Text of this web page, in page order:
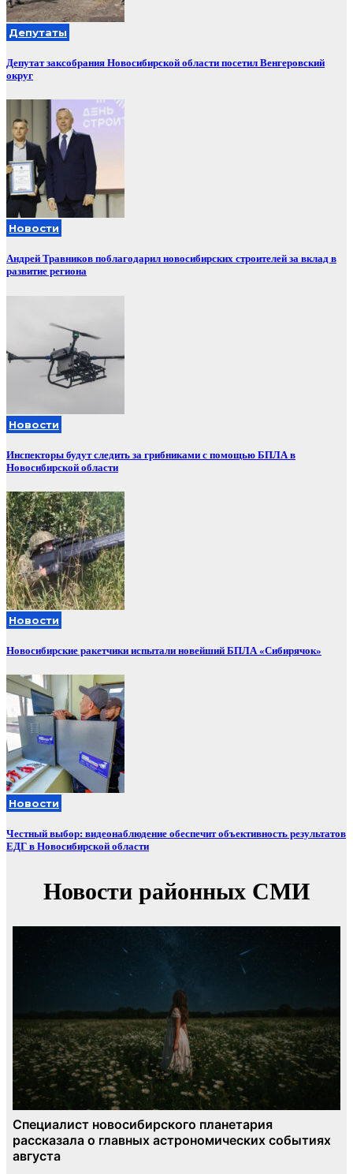
Депутаты
Депутат заксобрания Новосибирской области посетил Венгеровский
округ
Новости
Андрей Травников поблагодарил новосибирских строителей за вклад в
развитие региона
Новости
Инспекторы будут следить за грибниками с помощью БПЛА в
Новосибирской области
Новости
Новосибирские ракетчики испытали новейший БПЛА «Сибирячок»
Новости
Честный выбор: видеонаблюдение обеспечит объективность результатов
ЕДГ в Новосибирской области